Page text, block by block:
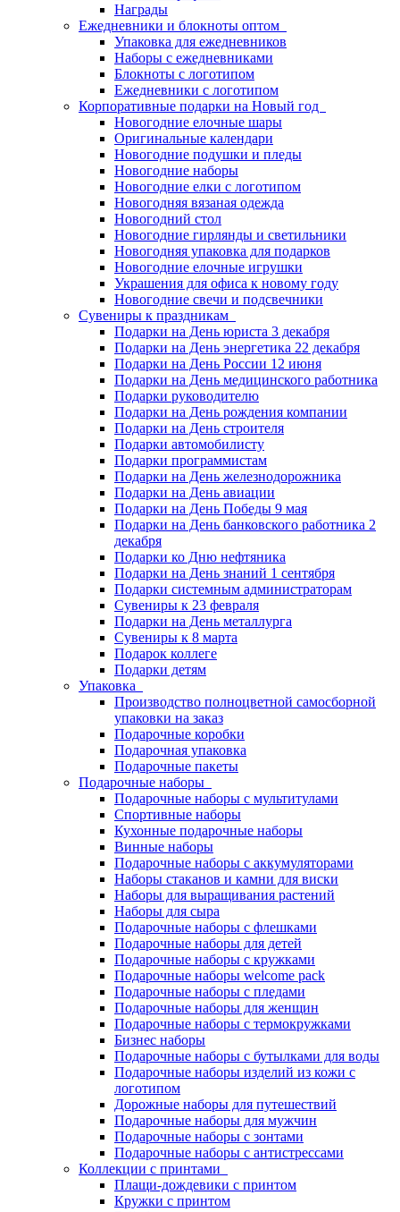
Награды
Ежедневники и блокноты оптом
Упаковка для ежедневников
Наборы с ежедневниками
Блокноты с логотипом
Ежедневники с логотипом
Корпоративные подарки на Новый год
Новогодние елочные шары
Оригинальные календари
Новогодние подушки и пледы
Новогодние наборы
Новогодние елки с логотипом
Новогодняя вязаная одежда
Новогодний стол
Новогодние гирлянды и светильники
Новогодняя упаковка для подарков
Новогодние елочные игрушки
Украшения для офиса к новому году
Новогодние свечи и подсвечники
Сувениры к праздникам
Подарки на День юриста 3 декабря
Подарки на День энергетика 22 декабря
Подарки на День России 12 июня
Подарки на День медицинского работника
Подарки руководителю
Подарки на День рождения компании
Подарки на День строителя
Подарки автомобилисту
Подарки программистам
Подарки на День железнодорожника
Подарки на День авиации
Подарки на День Победы 9 мая
Подарки на День банковского работника 2
декабря
Подарки ко Дню нефтяника
Подарки на День знаний 1 сентября
Подарки системным администраторам
Сувениры к 23 февраля
Подарки на День металлурга
Сувениры к 8 марта
Подарок коллеге
Подарки детям
Упаковка
Производство полноцветной самосборной
упаковки на заказ
Подарочные коробки
Подарочная упаковка
Подарочные пакеты
Подарочные наборы
Подарочные наборы с мультитулами
Спортивные наборы
Кухонные подарочные наборы
Винные наборы
Подарочные наборы с аккумуляторами
Наборы стаканов и камни для виски
Наборы для выращивания растений
Наборы для сыра
Подарочные наборы с флешками
Подарочные наборы для детей
Подарочные наборы с кружками
Подарочные наборы welcome pack
Подарочные наборы с пледами
Подарочные наборы для женщин
Подарочные наборы с термокружками
Бизнес наборы
Подарочные наборы с бутылками для воды
Подарочные наборы изделий из кожи с
логотипом
Дорожные наборы для путешествий
Подарочные наборы для мужчин
Подарочные наборы с зонтами
Подарочные наборы с антистрессами
Коллекции с принтами
Плащи-дождевики с принтом
Кружки с принтом